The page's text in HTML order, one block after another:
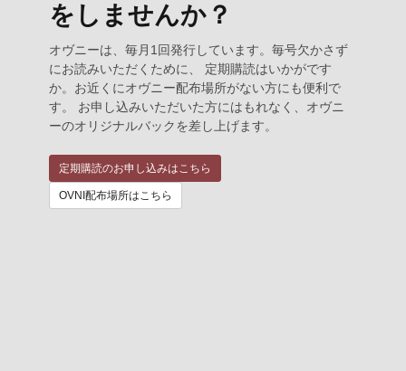
をしませんか？
オヴニーは、毎月1回発行しています。毎号欠かさず
にお読みいただくために、 定期購読はいかがです
か。お近くにオヴニー配布場所がない方にも便利で
す。 お申し込みいただいた方にはもれなく、オヴニ
ーのオリジナルバックを差し上げます。
定期購読のお申し込みはこちら
OVNI配布場所はこちら